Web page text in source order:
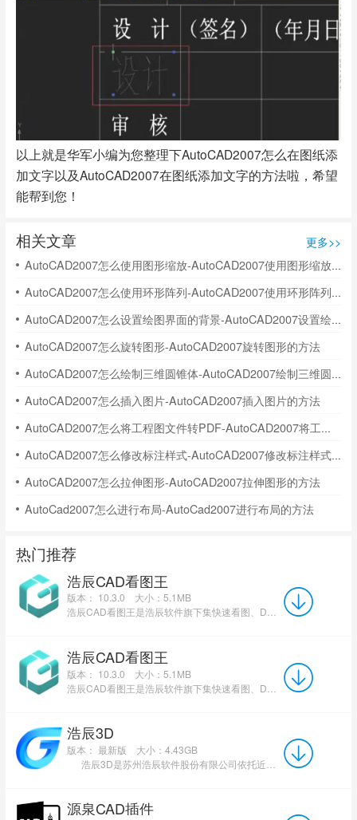
以上就是华军小编为您整理下AutoCAD2007怎么在图纸添
加文字以及AutoCAD2007在图纸添加文字的方法啦，希望
能帮到您！
相关文章 更多>>
AutoCAD2007怎么使用图形缩放-AutoCAD2007使用图形缩放的方法
AutoCAD2007怎么使用环形阵列-AutoCAD2007使用环形阵列的方法
AutoCAD2007怎么设置绘图界面的背景-AutoCAD2007设置绘图界面的背景的方法
AutoCAD2007怎么旋转图形-AutoCAD2007旋转图形的方法
AutoCAD2007怎么绘制三维圆锥体-AutoCAD2007绘制三维圆锥体的方法
AutoCAD2007怎么插入图片-AutoCAD2007插入图片的方法
AutoCAD2007怎么将工程图文件转PDF-AutoCAD2007将工程图文件转PDF的方法
AutoCAD2007怎么修改标注样式-AutoCAD2007修改标注样式的方法
AutoCAD2007怎么拉伸图形-AutoCAD2007拉伸图形的方法
AutoCad2007怎么进行布局-AutoCad2007进行布局的方法
热门推荐
浩辰CAD看图王
版本： 10.3.0
大小：5.1MB
浩辰CAD看图王
版本： 10.3.0
大小：5.1MB
浩辰3D
版本： 最新版
大小：4.43GB
源泉CAD插件